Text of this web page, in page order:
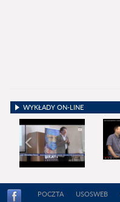
WYKŁADY ON-LINE
POCZTA USOSWEB